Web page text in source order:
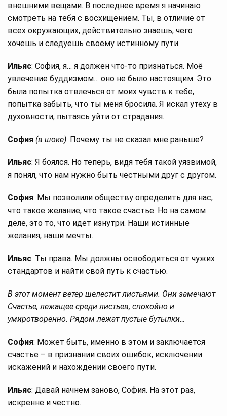
внешними вещами. В последнее время я начинаю
смотреть на тебя с восхищением. Ты, в отличие от
всех окружающих, действительно знаешь, чего
хочешь и следуешь своему истинному пути.
Ильяс: София, я… я должен что-то признаться. Моё
увлечение буддизмом… оно не было настоящим. Это
была попытка отвлечься от моих чувств к тебе,
попытка забыть, что ты меня бросила. Я искал утеху в
духовности, пытаясь уйти от страдания.
София (в шоке): Почему ты не сказал мне раньше?
Ильяс: Я боялся. Но теперь, видя тебя такой уязвимой,
я понял, что нам нужно быть честными друг с другом.
София: Мы позволили обществу определить для нас,
что такое желание, что такое счастье. Но на самом
деле, это то, что идет изнутри. Наши истинные
желания, наши мечты.
Ильяс: Ты права. Мы должны освободиться от чужих
стандартов и найти свой путь к счастью.
В этот момент ветер шелестит листьями. Они замечают
Счастье, лежащее среди листьев, спокойно и
умиротворенно. Рядом лежат пустые бутылки…
София: Может быть, именно в этом и заключается
счастье – в признании своих ошибок, исключении
искажений и нахождении своего пути.
Ильяс: Давай начнем заново, София. На этот раз,
искренне и честно.